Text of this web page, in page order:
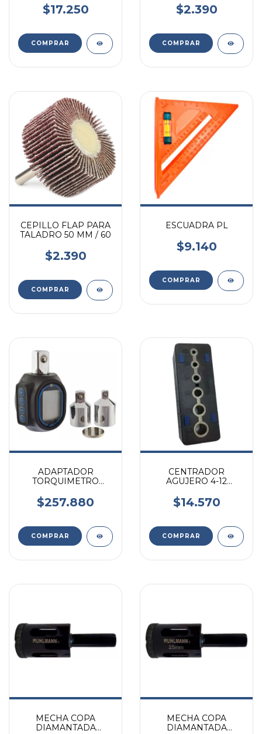
$17.250 $2.390
CEPILLO FLAP PARA
TALADRO 50 MM / 60
$2.390
ESCUADRA PL
$9.140
ADAPTADOR
TORQUIMETRO
1/2 3/8 1/4
RUHLMANN
$257.880
CENTRADOR
AGUJERO 4-12
$14.570
MECHA COPA
DIAMANTADA
MECHA COPA
DIAMANTADA